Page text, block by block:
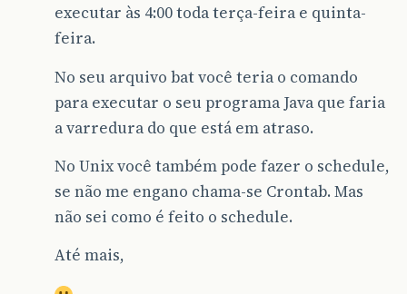
executar às 4:00 toda terça-feira e quinta-
feira.
No seu arquivo bat você teria o comando
para executar o seu programa Java que faria
a varredura do que está em atraso.
No Unix você também pode fazer o schedule,
se não me engano chama-se Crontab. Mas
não sei como é feito o schedule.
Até mais,